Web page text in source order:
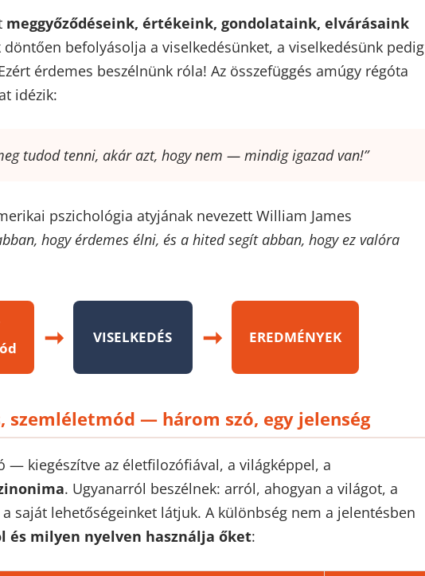
meggyőződéseink, értékeink, gondolataink, elvárásaink
befolyásolja a viselkedésünket, a viselkedésünk pedig
érdemes beszélnünk róla! Az összefüggés amúgy régóta
idézik:
tudod tenni, akár azt, hogy nem — mindig igazad van!”
pszichológia atyjának nevezett William James
hogy érdemes élni, és a hited segít abban, hogy ez valóra
➞ VISELKEDÉS ➞ EREDMÉNYEK
szemléletmód — három szó, egy jelenség
— kiegészítve az életfilozófiával, a világképpel, a
. Ugyanarról beszélnek: arról, ahogyan a világot, a
saját lehetőségeinket látjuk. A különbség nem a jelentésben
és milyen nyelven használja őket: